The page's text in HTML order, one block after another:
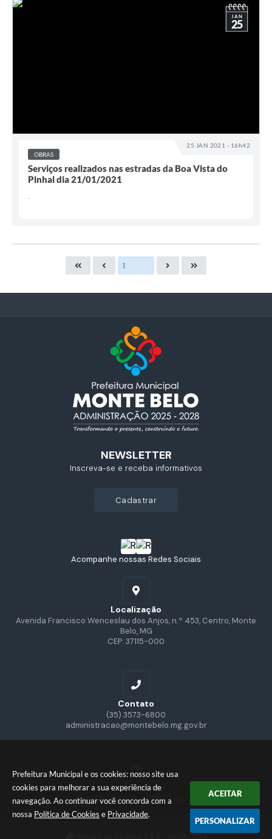
Prefeitura Municipal e os cookies: nosso site usa
cookies para melhorar a sua experiência de
navegação. Ao continuar você concorda com a
nossa Política de Cookies e Privacidade.
ACEITAR
PERSONALIZAR
25 JAN 2021 - 16h42
JAN
25
OBRAS
Serviços realizados nas estradas da Boa Vista do
Pinhal dia 21/01/2021
Acompanhe nossas Redes Sociais
Localização
Avenida Francisco Wenceslau dos Anjos, n.º 453, Centro, Monte
Belo, MG
CEP: 37115-000
Contato
(35) 3573-6800
administracao@montebelo.mg.gov.br
Atendimento
Segunda à sexta, das 08h00 às 17h00
NEWSLETTER
Inscreva-se e receba informativos
cadastrar